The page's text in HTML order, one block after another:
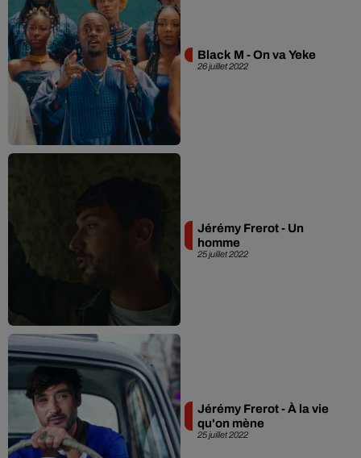
26 juillet 2022
Black M - On va Yeke
25 juillet 2022
Jérémy Frerot - Un
homme
25 juillet 2022
Jérémy Frerot - À la vie
qu'on mène